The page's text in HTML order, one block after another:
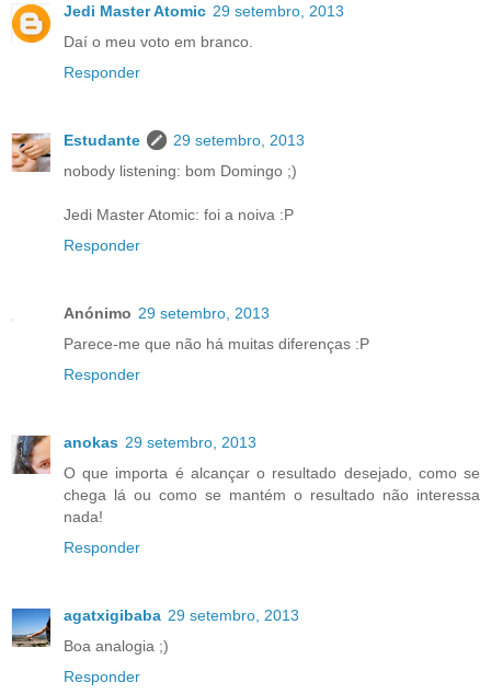
Jedi Master Atomic 29 setembro, 2013
Daí o meu voto em branco.
Responder
Estudante
29 setembro, 2013
nobody listening: bom Domingo ;)
Jedi Master Atomic: foi a noiva :P
Responder
Anónimo 29 setembro, 2013
Parece-me que não há muitas diferenças :P
Responder
anokas 29 setembro, 2013
O que importa é alcançar o resultado desejado, como se
chega lá ou como se mantém o resultado não interessa
nada!
Responder
agatxigibaba 29 setembro, 2013
Boa analogia ;)
Responder